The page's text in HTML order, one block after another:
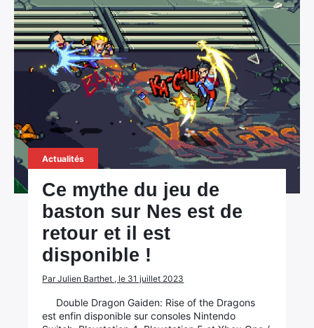
Actualités
Ce mythe du jeu de
baston sur Nes est de
retour et il est
disponible !
Par Julien Barthet , le 31 juillet 2023
Double Dragon Gaiden: Rise of the Dragons
est enfin disponible sur consoles Nintendo